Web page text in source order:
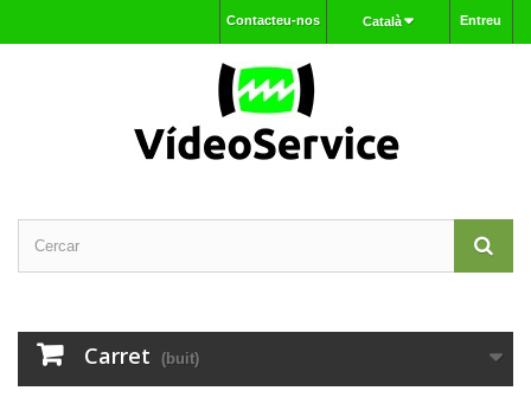
Entreu
Català
Contacteu-nos
Carret (buit)